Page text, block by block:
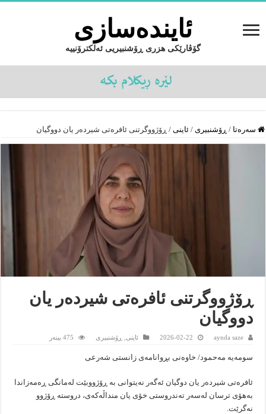
ئایندەسازى
گۆڤارێکی هزری ڕۆشنبیریی ئەلکترۆنییە
سەرەتا / ڕۆشنبیرى / ئاینى / ڕۆژووگرتنی ئافرەتی شیردەر یان دووگیان
ڕۆژووگرتنی ئافرەتی شیردەر یان
دووگیان
aynda saze
2026-02-22 ئاینى ڕۆشنبیرى 475 بینەر
سومەیە مەحمود/ خاوەنی بڕوانامەی زانستی شەرعی
ئافرەتی شیردەر یان دوگیان ئەگەر نەیتوانی بە ڕۆژووبێت لەمانگی ڕەمەزاندا
بەهۆی ترسان لەسەر تەندروستی خۆی یان منداڵەکەی، دروستە ڕۆژوو
نەگرێت.